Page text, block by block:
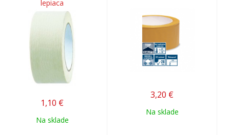
lepiaca
1,10 €
Na sklade
3,20 €
Na sklade